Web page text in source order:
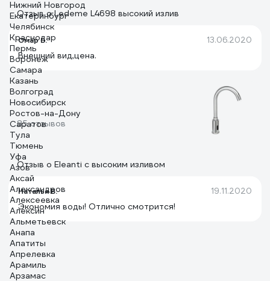
Отзыв о Ledeme L4698 высокий излив
Омар Б. 13.06.2020
Внешний вид,цена.
85 отзывов
Отзыв о Eleanti с высоким изливом
Наталья В. 19.11.2020
Экономия воды! Отлично смотрится!
Нижний Новгород
Екатеринбург
Челябинск
Краснодар
Пермь
Воронеж
Самара
Казань
Волгоград
Новосибирск
Ростов-на-Дону
Саратов
Тула
Тюмень
Уфа
Азов
Аксай
Александров
Алексеевка
Алексин
Альметьевск
Анапа
Апатиты
Апрелевка
Арамиль
Арзамас